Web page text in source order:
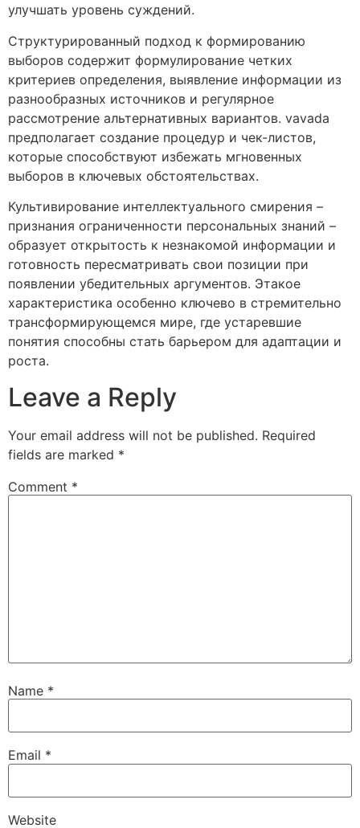
улучшать уровень суждений.
Структурированный подход к формированию
выборов содержит формулирование четких
критериев определения, выявление информации из
разнообразных источников и регулярное
рассмотрение альтернативных вариантов. vavada
предполагает создание процедур и чек-листов,
которые способствуют избежать мгновенных
выборов в ключевых обстоятельствах.
Культивирование интеллектуального смирения –
признания ограниченности персональных знаний –
образует открытость к незнакомой информации и
готовность пересматривать свои позиции при
появлении убедительных аргументов. Этакое
характеристика особенно ключево в стремительно
трансформирующемся мире, где устаревшие
понятия способны стать барьером для адаптации и
роста.
Leave a Reply
Your email address will not be published. Required
fields are marked *
Comment *
Name *
Email *
Website